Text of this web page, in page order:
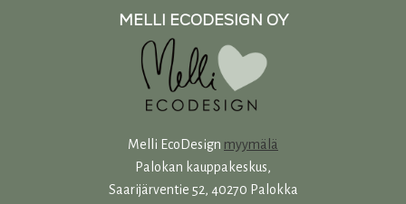
MELLI ECODESIGN OY
Melli EcoDesign myymälä
Palokan kauppakeskus,
Saarijärventie 52, 40270 Palokka